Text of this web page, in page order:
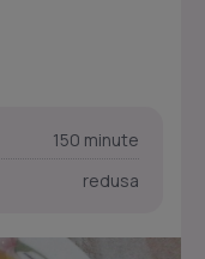
150 minute
redusa